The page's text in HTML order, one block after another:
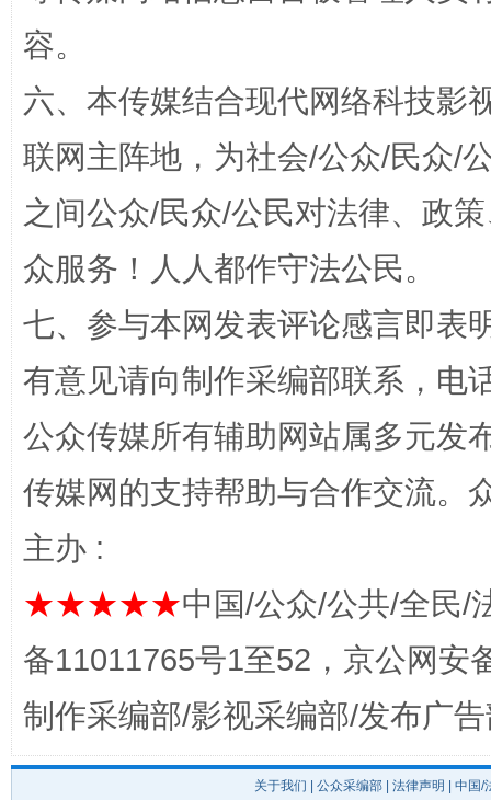
千年窑火 生生不息
容。
六、本传媒结合现代网络科技影
联网主阵地，为社会/公众/民众/
之间公众/民众/公民对法律、政
众服务！人人都作守法公民。
七、参与本网发表评论感言即表
有意见请向制作采编部联系，电
公众传媒所有辅助网站属多元发
传媒网的支持帮助与合作交流。
主办 :
★★★★★中国/公众/公共/全民/
备11011765号1至52，京公网安
制作采编部/影视采编部/发布广
关于我们 公众采编部 法律声明 | 中国